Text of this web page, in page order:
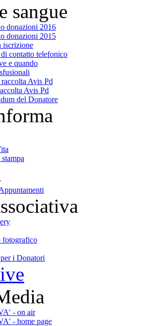
sangue
donazioni 2016
donazioni 2015
iscrizione
contatto telefonico
e quando
Avis Pd
Avis Pd
del Donatore
fotografico
i Donatori
- on air
- home page